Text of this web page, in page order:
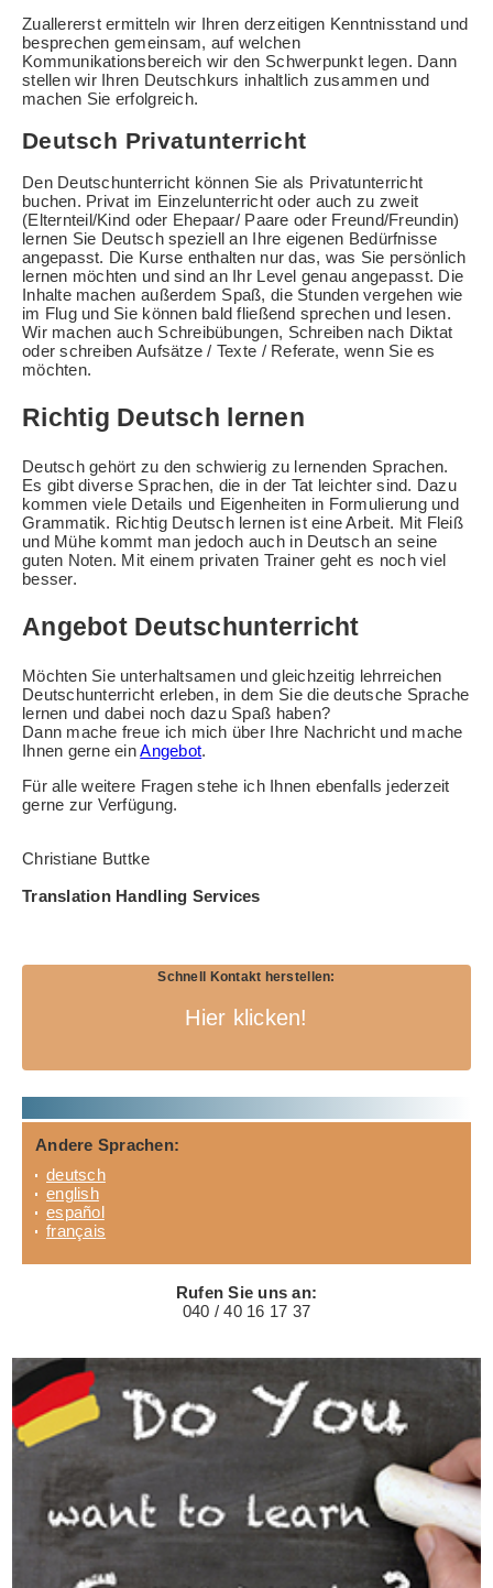
Zuallererst ermitteln wir Ihren derzeitigen Kenntnisstand und
besprechen gemeinsam, auf welchen
Kommunikationsbereich wir den Schwerpunkt legen. Dann
stellen wir Ihren Deutschkurs inhaltlich zusammen und
machen Sie erfolgreich.
Deutsch Privatunterricht
Den Deutschunterricht können Sie als Privatunterricht
buchen. Privat im Einzelunterricht oder auch zu zweit
(Elternteil/Kind oder Ehepaar/ Paare oder Freund/Freundin)
lernen Sie Deutsch speziell an Ihre eigenen Bedürfnisse
angepasst. Die Kurse enthalten nur das, was Sie persönlich
lernen möchten und sind an Ihr Level genau angepasst. Die
Inhalte machen außerdem Spaß, die Stunden vergehen wie
im Flug und Sie können bald fließend sprechen und lesen.
Wir machen auch Schreibübungen, Schreiben nach Diktat
oder schreiben Aufsätze / Texte / Referate, wenn Sie es
möchten.
Richtig Deutsch lernen
Deutsch gehört zu den schwierig zu lernenden Sprachen.
Es gibt diverse Sprachen, die in der Tat leichter sind. Dazu
kommen viele Details und Eigenheiten in Formulierung und
Grammatik. Richtig Deutsch lernen ist eine Arbeit. Mit Fleiß
und Mühe kommt man jedoch auch in Deutsch an seine
guten Noten. Mit einem privaten Trainer geht es noch viel
besser.
Angebot Deutschunterricht
Möchten Sie unterhaltsamen und gleichzeitig lehrreichen
Deutschunterricht erleben, in dem Sie die deutsche Sprache
lernen und dabei noch dazu Spaß haben?
Dann mache freue ich mich über Ihre Nachricht und mache
Ihnen gerne einAngebot.
Für alle weitere Fragen stehe ich Ihnen ebenfalls jederzeit
gerne zur Verfügung.
Christiane Buttke
Translation Handling Services
Schnell Kontakt herstellen:
Hier klicken!
Andere Sprachen:
deutsch
english
español
français
Rufen Sie uns an:
040 / 40 16 17 37